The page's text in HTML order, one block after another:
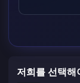
저희를 선택해